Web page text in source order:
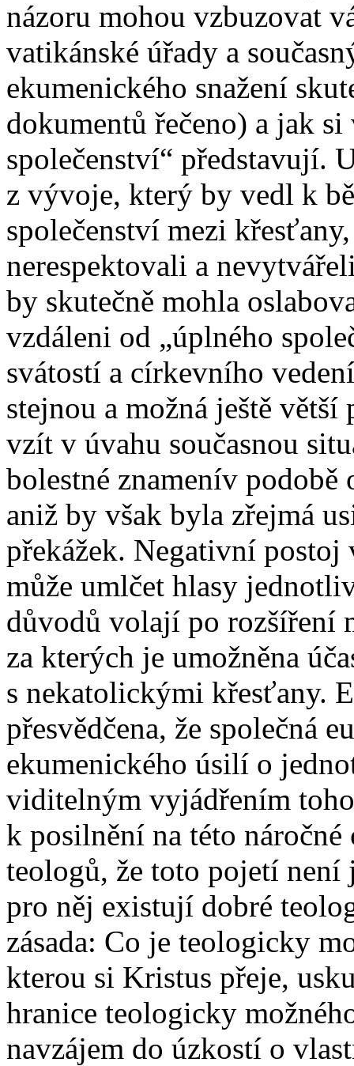
názoru mohou vzbuzovat
vatikánské úřady a
ekumenického snažení
dokumentů řečeno) a jak
společenství“ představují.
z vývoje, který by vedl k
společenství mezi
nerespektovali a
by skutečně mohla
vzdáleni od „úplného
svátostí a církevního
stejnou a možná ještě
vzít v úvahu současnou
bolestné znamenív podobě
aniž by však byla zřejmá
překážek. Negativní postoj
může umlčet hlasy
důvodů volají po rozšíření
za kterých je umožněna
s nekatolickými křesťany.
přesvědčena, že společná
ekumenického úsilí o
viditelným vyjádřením
k posilnění na této
teologů, že toto pojetí není
pro něj existují dobré
zásada: Co je teologicky
kterou si Kristus přeje,
hranice teologicky
navzájem do úzkostí o